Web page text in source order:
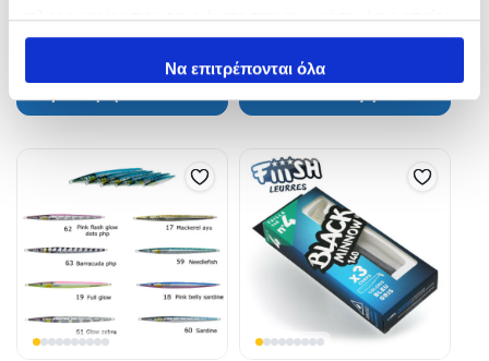
πληροφορίες που τους έχετε παραχωρήσει ή τις οποίες
έχουν συλλέξει σε σχέση με την από μέρους σας χρήση
των υπηρεσιών τους.Να επιτρέπονται όλα